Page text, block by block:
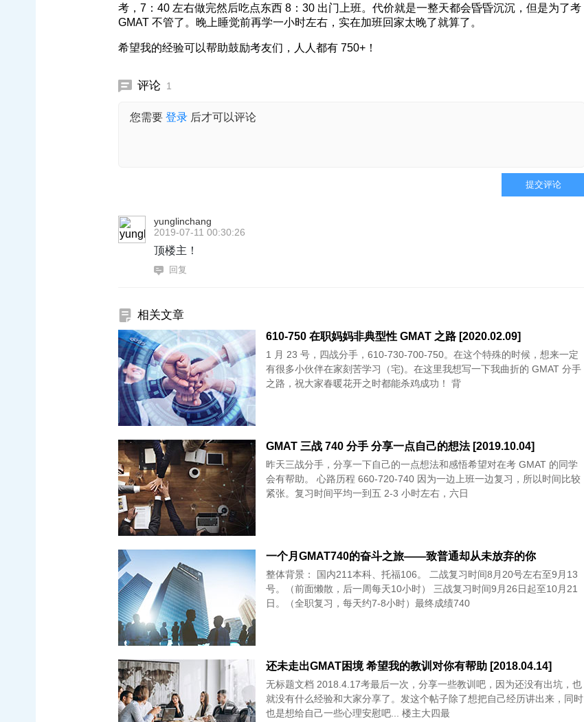
考，7：40 左右做完然后吃点东西 8：30 出门上班。代价就是一整天都会昏昏沉沉，但是为了考
GMAT 不管了。晚上睡觉前再学一小时左右，实在加班回家太晚了就算了。
希望我的经验可以帮助鼓励考友们，人人都有 750+！
评论 1
您需要 登录 后才可以评论
提交评论
yunglinchang
2019-07-11 00:30:26
顶楼主！
回复
相关文章
610-750 在职妈妈非典型性 GMAT 之路 [2020.02.09]
1 月 23 号，四战分手，610-730-700-750。在这个特殊的时候，想来一定
有很多小伙伴在家刻苦学习（宅)。在这里我想写一下我曲折的 GMAT 分手
之路，祝大家春暖花开之时都能杀鸡成功！ 背
GMAT 三战 740 分手 分享一点自己的想法 [2019.10.04]
昨天三战分手，分享一下自己的一点想法和感悟希望对在考 GMAT 的同学
会有帮助。 心路历程 660-720-740 因为一边上班一边复习，所以时间比较
紧张。复习时间平均一到五 2-3 小时左右，六日
一个月GMAT740的奋斗之旅——致普通却从未放弃的你
整体背景： 国内211本科、托福106。 二战复习时间8月20号左右至9月13
号。（前面懒散，后一周每天10小时） 三战复习时间9月26日起至10月21
日。（全职复习，每天约7-8小时）最终成绩740
还未走出GMAT困境 希望我的教训对你有帮助 [2018.04.14]
无标题文档 2018.4.17考最后一次，分享一些教训吧，因为还没有出坑，也
就没有什么经验和大家分享了。发这个帖子除了想把自己经历讲出来，同时
也是想给自己一些心理安慰吧... 楼主大四最